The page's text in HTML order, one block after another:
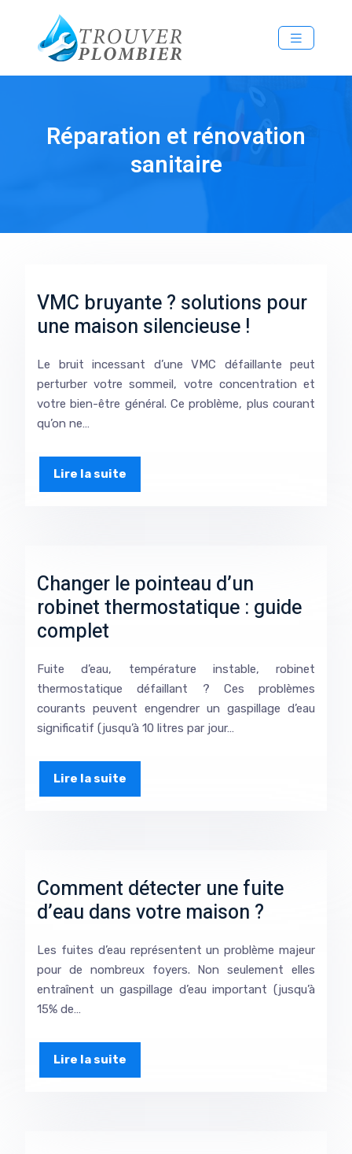
Réparation et rénovation
sanitaire
VMC bruyante ? solutions pour
une maison silencieuse !
Le bruit incessant d’une VMC défaillante peut
perturber votre sommeil, votre concentration et
votre bien-être général. Ce problème, plus courant
qu’on ne…
Lire la suite
Changer le pointeau d’un
robinet thermostatique : guide
complet
Fuite d’eau, température instable, robinet
thermostatique défaillant ? Ces problèmes
courants peuvent engendrer un gaspillage d’eau
significatif (jusqu’à 10 litres par jour…
Lire la suite
Comment détecter une fuite
d’eau dans votre maison ?
Les fuites d’eau représentent un problème majeur
pour de nombreux foyers. Non seulement elles
entraînent un gaspillage d’eau important (jusqu’à
15% de…
Lire la suite